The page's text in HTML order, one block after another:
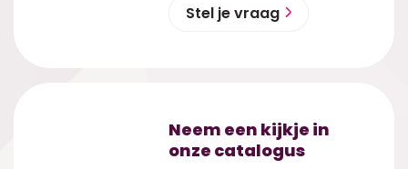
Stel je vraag
Neem een kijkje in
onze catalogus